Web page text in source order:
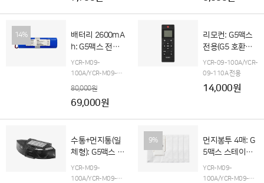
토엠티 스테이션(단품
포함)
토엠티 스테이션(단품
포함)
14%
배터리 2600mA
h: G5맥스 전용
(구매 후, 고객지
원팀으로 입고요
YCR-M09-
100A/YCR-M09-
110AG5맥스 오토엠
포함)
80,000원
69,000원
리모컨: G5맥스
전용(G5 호환불
가)
YCR-09-100A/YCR-
09-110A 전용
14,000원
수통+먼지통(일
체형): G5맥스 전
용(G5 호환불가)
YCR-M09-
100A/YCR-M09-
9%
먼지봉투 4매: G
5맥스 스테이션
전용(G5 호환불
가)
YCR-M09-
100A/YCR-M09-